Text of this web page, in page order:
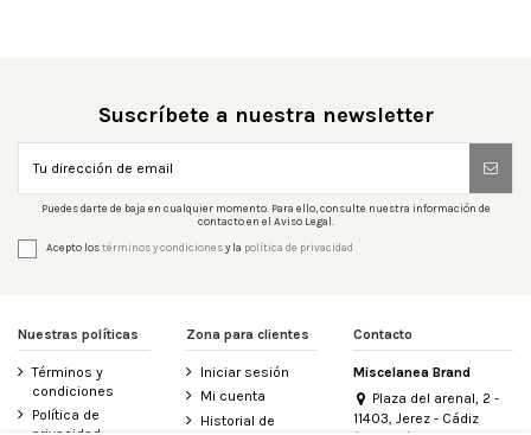
Suscríbete a nuestra newsletter
Puedes darte de baja en cualquier momento. Para ello, consulte nuestra información de
contacto en el Aviso Legal.
Acepto lostérminos y condicionesy la política de privacidad
Nuestras políticas
Términos y
condiciones
Política de
Zona para clientes
Iniciar sesión
Mi cuenta
Historial de
Contacto
Miscelanea Brand
Plaza del arenal, 2 -
11403, Jerez - Cádiz